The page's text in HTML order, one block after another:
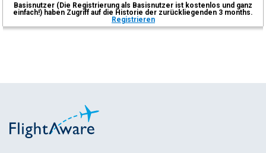
Basisnutzer (Die Registrierung als Basisnutzer ist kostenlos und ganz
einfach!) haben Zugriff auf die Historie der zurückliegenden 3 months.
Registrieren